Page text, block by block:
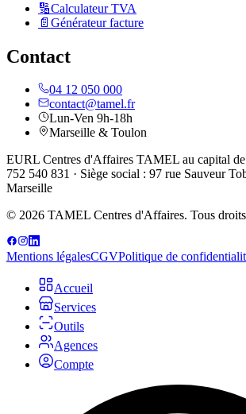
🔢Calculateur TVA
📄 Générateur facture
Contact
04 12 050 000
contact@tamel.fr
Lun-Ven 9h-18h
Marseille & Toulon
EURL Centres d'Affaires TAMEL au capital
752 540 831 · Siège social : 97 rue Sauveur
Marseille
© 2026 TAMEL Centres d'Affaires. Tous droits
Mentions légalesCGVPolitique de
Accueil
Services
Outils
Agences
Compte